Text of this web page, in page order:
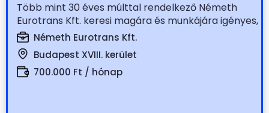
Több mint 30 éves múlttal rendelkező Németh
Eurotrans Kft. keresi magára és munkájára igényes,
tapasztalt...
Németh Eurotrans Kft.
Budapest XVIII. kerület
700.000 Ft / hónap